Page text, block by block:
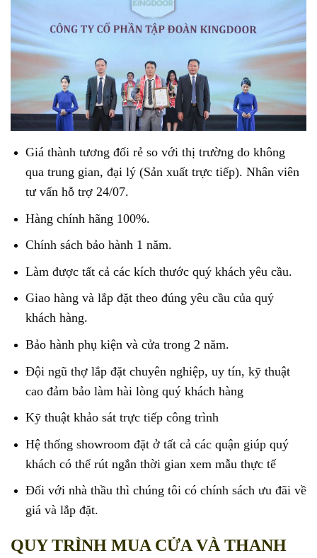
Giá thành tương đối rẻ so với thị trường do không
qua trung gian, đại lý (Sản xuất trực tiếp). Nhân viên
tư vấn hỗ trợ 24/07.
Hàng chính hãng 100%.
Chính sách bảo hành 1 năm.
Làm được tất cả các kích thước quý khách yêu cầu.
Giao hàng và lắp đặt theo đúng yêu cầu của quý
khách hàng.
Bảo hành phụ kiện và cửa trong 2 năm.
Đội ngũ thợ lắp đặt chuyên nghiệp, uy tín, kỹ thuật
cao đảm bảo làm hài lòng quý khách hàng
Kỹ thuật khảo sát trực tiếp công trình
Hệ thống showroom đặt ở tất cả các quận giúp quý
khách có thể rút ngắn thời gian xem mẫu thực tế
Đối với nhà thầu thì chúng tôi có chính sách ưu đãi về
giá và lắp đặt.
QUY TRÌNH MUA CỬA VÀ THANH